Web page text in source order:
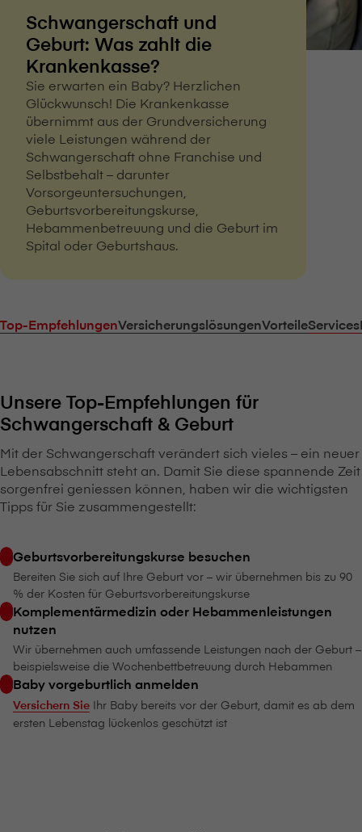
Schwangerschaft und
Geburt: Was zahlt die
Krankenkasse?
Sie erwarten ein Baby? Herzlichen
Glückwunsch! Die Krankenkasse
übernimmt aus der Grundversicherung
viele Leistungen während der
Schwangerschaft ohne Franchise und
Selbstbehalt – darunter
Vorsorgeuntersuchungen,
Geburtsvorbereitungskurse,
Hebammenbetreuung und die Geburt im
Spital oder Geburtshaus.
Top-EmpfehlungenVersicherungslösungenVorteileServices
Unsere Top-Empfehlungen für
Schwangerschaft & Geburt
Mit der Schwangerschaft verändert sich vieles – ein neuer
Lebensabschnitt steht an. Damit Sie diese spannende Zeit
sorgenfrei geniessen können, haben wir die wichtigsten
Tipps für Sie zusammengestellt:
Geburtsvorbereitungskurse besuchen
Bereiten Sie sich auf Ihre Geburt vor – wir übernehmen bis zu 90
% der Kosten für Geburtsvorbereitungskurse
Komplementärmedizin oder Hebammenleistungen
nutzen
Wir übernehmen auch umfassende Leistungen nach der Geburt –
beispielsweise die Wochenbettbetreuung durch Hebammen
Baby vorgeburtlich anmelden
Versichern Sie Ihr Baby bereits vor der Geburt, damit es ab dem
ersten Lebenstag lückenlos geschützt ist